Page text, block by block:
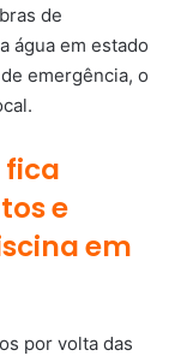
de
água em estado
emergência, o
fica
e
em
por volta das